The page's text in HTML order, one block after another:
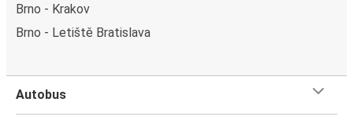
Brno - Krakov
Brno - Letiště Bratislava
Autobus